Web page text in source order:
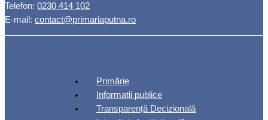
Telefon: 0230 414 102
E-mail: contact@primariaputna.ro
Primărie
Informații publice
Transparență Decizională